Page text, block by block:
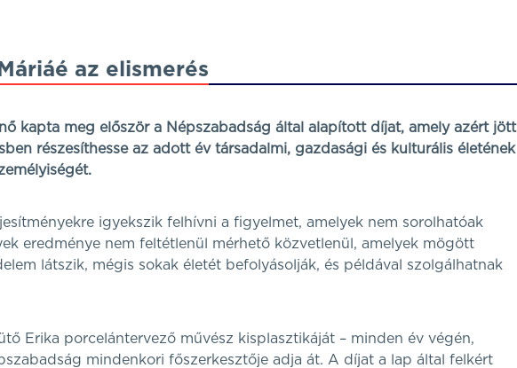
az elismerés
kapta meg először a Népszabadság által alapított díjat, amely azért jött
részesíthesse az adott év társadalmi, gazdasági és kulturális életének
igyekszik felhívni a figyelmet, amelyek nem sorolhatóak
eredménye nem feltétlenül mérhető közvetlenül, amelyek mögött
látszik, mégis sokak életét befolyásolják, és példával szolgálhatnak
Erika porcelántervező művész kisplasztikáját – minden év végén,
mindenkori főszerkesztője adja át. A díjat a lap által felkért